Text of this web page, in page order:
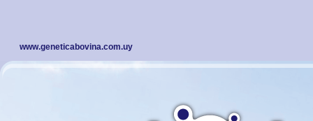
www.geneticabovina.com.uy